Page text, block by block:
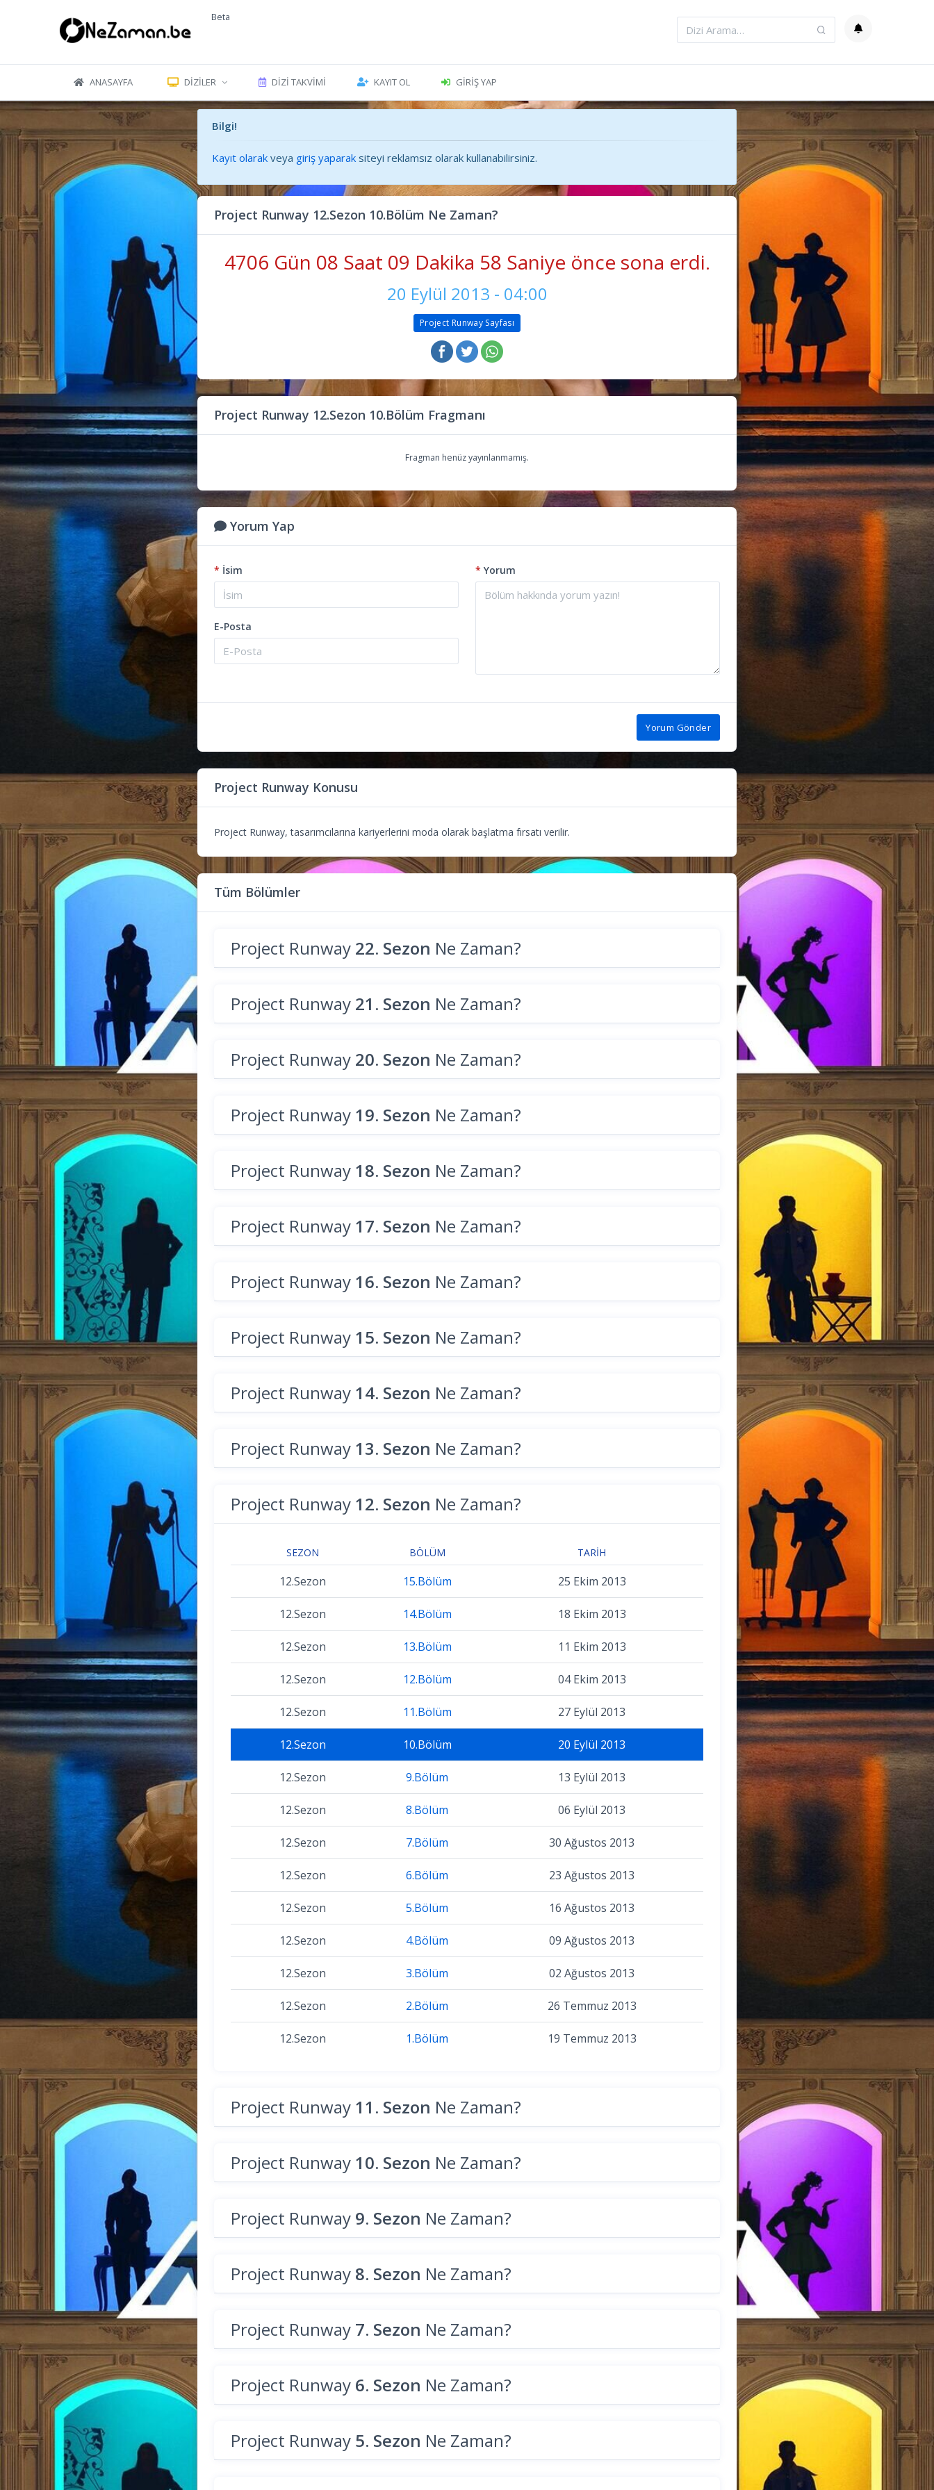
Beta
ANASAYFA DIZILER DIZI TAKVIMI KAYIT OL GIRIŞ YAP
Bilgi!
Kayıt olarak veya giriş yaparak siteyi reklamsız olarak kullanabilirsiniz.
Project Runway 12.Sezon 10.Bölüm Ne Zaman?
4706 Gün 08 Saat 10 Dakika 00 Saniye önce sona erdi.
20 Eylül 2013 - 04:00
Project Runway Sayfası
Project Runway 12.Sezon 10.Bölüm Fragmanı
Fragman henüz yayınlanmamış.
Yorum Yap
* İsim
E-Posta
* Yorum
Yorum Gönder
Project Runway Konusu
Project Runway, tasarımcılarına kariyerlerini moda olarak başlatma fırsatı verilir.
Tüm Bölümler
Project Runway 22. Sezon Ne Zaman?
Project Runway 21. Sezon Ne Zaman?
Project Runway 20. Sezon Ne Zaman?
Project Runway 19. Sezon Ne Zaman?
Project Runway 18. Sezon Ne Zaman?
Project Runway 17. Sezon Ne Zaman?
Project Runway 16. Sezon Ne Zaman?
Project Runway 15. Sezon Ne Zaman?
Project Runway 14. Sezon Ne Zaman?
Project Runway 13. Sezon Ne Zaman?
Project Runway 12. Sezon Ne Zaman?
SEZON BÖLÜM TARIH
12.Sezon 15.Bölüm 25 Ekim 2013
12.Sezon 14.Bölüm 18 Ekim 2013
12.Sezon 13.Bölüm 11 Ekim 2013
12.Sezon 12.Bölüm 04 Ekim 2013
12.Sezon 11.Bölüm 27 Eylül 2013
12.Sezon 10.Bölüm 20 Eylül 2013
12.Sezon 9.Bölüm 13 Eylül 2013
12.Sezon 8.Bölüm 06 Eylül 2013
12.Sezon 7.Bölüm 30 Ağustos 2013
12.Sezon 6.Bölüm 23 Ağustos 2013
12.Sezon 5.Bölüm 16 Ağustos 2013
12.Sezon 4.Bölüm 09 Ağustos 2013
12.Sezon 3.Bölüm 02 Ağustos 2013
12.Sezon 2.Bölüm 26 Temmuz 2013
12.Sezon 1.Bölüm 19 Temmuz 2013
Project Runway 11. Sezon Ne Zaman?
Project Runway 10. Sezon Ne Zaman?
Project Runway 9. Sezon Ne Zaman?
Project Runway 8. Sezon Ne Zaman?
Project Runway 7. Sezon Ne Zaman?
Project Runway 6. Sezon Ne Zaman?
Project Runway 5. Sezon Ne Zaman?